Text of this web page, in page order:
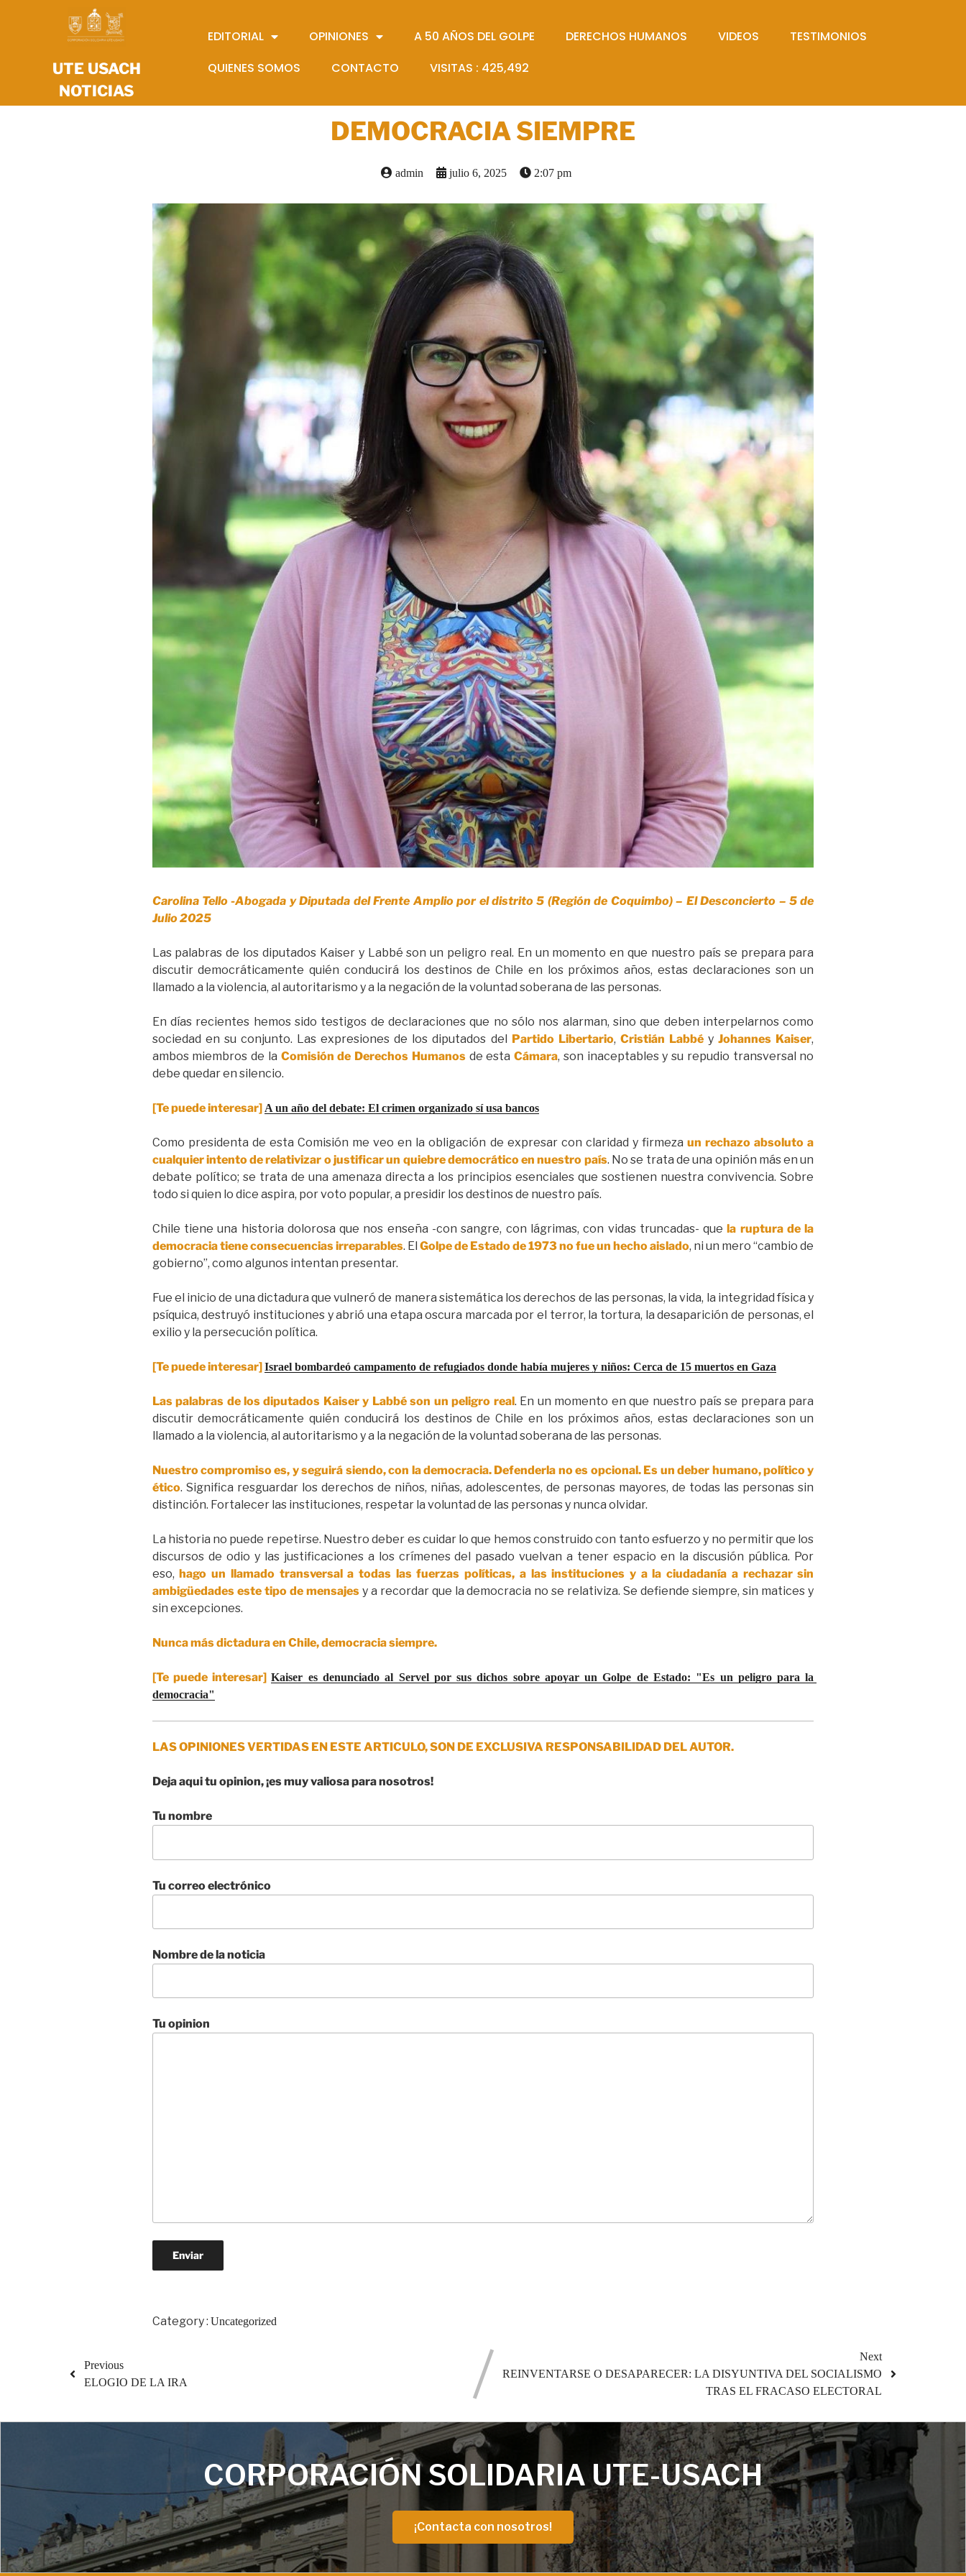
UTE USACH
NOTICIAS
EDITORIAL OPINIONES A 50 AÑOS DEL GOLPE DERECHOS HUMANOS VIDEOS
TESTIMONIOS
QUIENES SOMOS
CONTACTO VISITAS : 425,492
DEMOCRACIA SIEMPRE
admin julio 6, 2025 2:07 pm
Carolina Tello -Abogada y Diputada del Frente Amplio por el distrito 5 (Región de Coquimbo) – El Desconcierto – 5 de
Julio 2025
Las palabras de los diputados Kaiser y Labbé son un peligro real. En un momento en que nuestro país se prepara para
discutir democráticamente quién conducirá los destinos de Chile en los próximos años, estas declaraciones son un
llamado a la violencia, al autoritarismo y a la negación de la voluntad soberana de las personas.
En días recientes hemos sido testigos de declaraciones que no sólo nos alarman, sino que deben interpelarnos como
sociedad en su conjunto. Las expresiones de los diputados del Partido Libertario, Cristián Labbé yJohannes Kaiser,
ambos miembros de la Comisión de Derechos Humanosde estaCámara, son inaceptables y su repudio transversal no
debe quedar en silencio.
[Te puede interesar] A un año del debate: El crimen organizado sí usa bancos
Como presidenta de esta Comisión me veo en la obligación de expresar con claridad y firmezaun rechazo absoluto a
cualquier intento de relativizar o justificar un quiebre democrático en nuestro país. No se trata de una opinión más en un
debate político; se trata de una amenaza directa a los principios esenciales que sostienen nuestra convivencia. Sobre
todo si quien lo dice aspira, por voto popular, a presidir los destinos de nuestro país.
Chile tiene una historia dolorosa que nos enseña -con sangre, con lágrimas, con vidas truncadas- quela ruptura de la
democracia tiene consecuencias irreparables. El Golpe de Estado de 1973no fue un hecho aislado, ni un mero “cambio de
gobierno”, como algunos intentan presentar.
Fue el inicio de una dictadura que vulneró de manera sistemática los derechos de las personas, la vida, la integridad física y
psíquica, destruyó instituciones y abrió una etapa oscura marcada por el terror, la tortura, la desaparición de personas, el
exilio y la persecución política.
[Te puede interesar] Israel bombardeó campamento de refugiados donde había mujeres y niños: Cerca de 15 muertos en Gaza
Las palabras de los diputados Kaiser y Labbé son un peligro real. En un momento en que nuestro país se prepara para
discutir democráticamente quién conducirá los destinos de Chile en los próximos años, estas declaraciones son un
llamado a la violencia, al autoritarismo y a la negación de la voluntad soberana de las personas.
Nuestro compromiso es, y seguirá siendo, con la democracia. Defenderla no es opcional. Es un deber humano, político y
ético. Significa resguardar los derechos de niños, niñas, adolescentes, de personas mayores, de todas las personas sin
distinción. Fortalecer las instituciones, respetar la voluntad de las personas y nunca olvidar.
La historia no puede repetirse. Nuestro deber es cuidar lo que hemos construido con tanto esfuerzo y no permitir que los
discursos de odio y las justificaciones a los crímenes del pasado vuelvan a tener espacio en la discusión pública. Por
eso, hago un llamado transversal a todas las fuerzas políticas, a las instituciones y a la ciudadanía a rechazar sin
ambigüedades este tipo de mensajesy a recordar que la democracia no se relativiza. Se defiende siempre, sin matices y
sin excepciones.
Nunca más dictadura en Chile, democracia siempre.
[Te puede interesar]Kaiser es denunciado al Servel por sus dichos sobre apoyar un Golpe de Estado: "Es un peligro para la
democracia"
LAS OPINIONES VERTIDAS EN ESTE ARTICULO, SON DE EXCLUSIVA RESPONSABILIDAD DEL AUTOR.
Deja aqui tu opinion, ¡es muy valiosa para nosotros!
Tu nombre
Tu correo electrónico
Nombre de la noticia
Tu opinion
Category : Uncategorized
Previous
ELOGIO DE LA IRA
Next
REINVENTARSE O DESAPARECER: LA DISYUNTIVA DEL SOCIALISMO
TRAS EL FRACASO ELECTORAL
CORPORACIÓN SOLIDARIA UTE-USACH
¡Contacta con nosotros!